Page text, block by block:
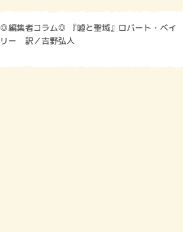
◎編集者コラム◎ 『嘘と聖域』ロバート・ベイ
リー 訳／吉野弘人